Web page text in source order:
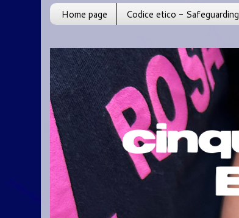
Home page Codice etico - Safeguarding